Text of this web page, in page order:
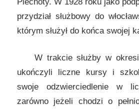
przydział służbowy do
którym służył do końca swojej
W trakcie służby w
ukończyli liczne kursy i
swoje odzwierciedlenie w
zarówno jeżeli chodzi o